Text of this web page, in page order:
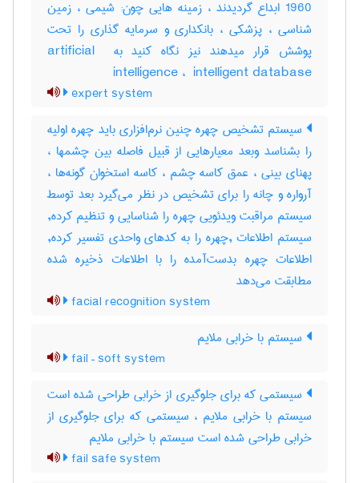
1960 ابداع گردیدند ، زمینه هایی چون: شیمی ، زمین
شناسی ، پزشکی ، بانکداری و سرمایه گذاری را تحت
پوشش قرار میدهند نیز نگاه کنید به ‎artificial ‎
intelligence ، ‎ intelligent database
expert system
سیستم تشخیص چهره چنین نرم‌افزاری باید چهره اولیه
را بشناسد وبعد معیارهایی از قبیل فاصله بین چشمها ،
پهنای بینی ، عمق کاسه چشم ، کاسه استخوان گونه‌ها ،
آرواره و چانه را برای تشخیص در نظر می‌گیرد بعد توسط
سیستم مراقبت ویدئویی چهره را شناسایی و تنظیم کرده,
سیستم اطلاعات ,چهره را به کدهای واحدی تفسیر کرده,
اطلاعات چهره بدست‌آمده را با اطلاعات ذخیره شده
مطابقت می‌دهد
facial recognition system
سیستم با خرابی ملایم
fail – soft system
سیستمی که برای جلوگیری از خرابی طراحی شده است
سیستم با خرابی ملایم ، سیستمی که برای جلوگیری از
خرابی طراحی شده است سیستم با خرابی ملایم
fail safe system